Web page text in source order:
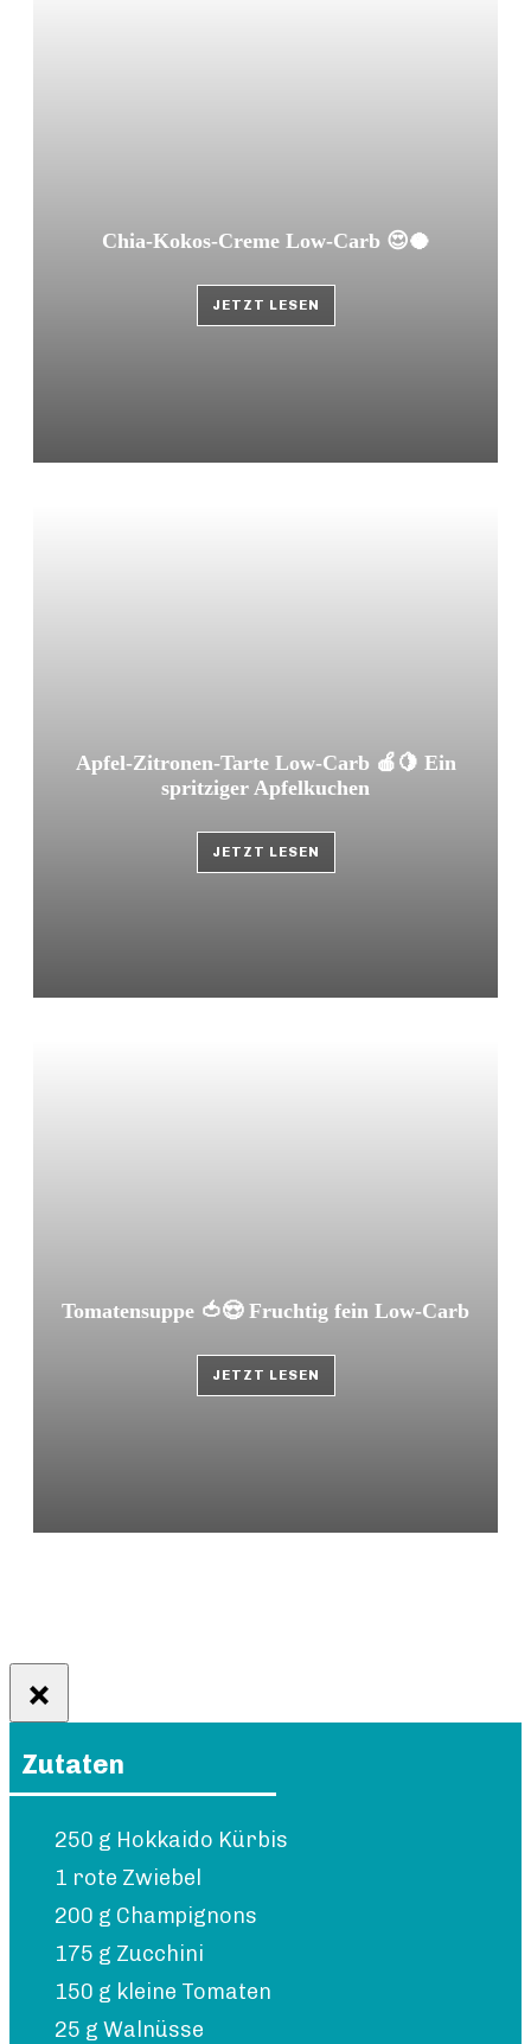
Chia-Kokos-Creme Low-Carb 😍🥥
JETZT LESEN
Apfel-Zitronen-Tarte Low-Carb 🍎🍋 Ein
spritziger Apfelkuchen
JETZT LESEN
Tomatensuppe 🍅😍 Fruchtig fein Low-Carb
JETZT LESEN
Zutaten
250 g Hokkaido Kürbis
1 rote Zwiebel
200 g Champignons
175 g Zucchini
150 g kleine Tomaten
25 g Walnüsse